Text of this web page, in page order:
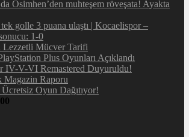
Osimhen’den muhteşem röveşata! Ayakta
golle 3 puana ulaştı | Kocaelispor –
1-0
Lezzetli Mücver Tarifi
Plus Oyunları Açıklandı
IV-V-VI Remastered Duyuruldu!
Magazin Raporu
Oyun Dağıtıyor!